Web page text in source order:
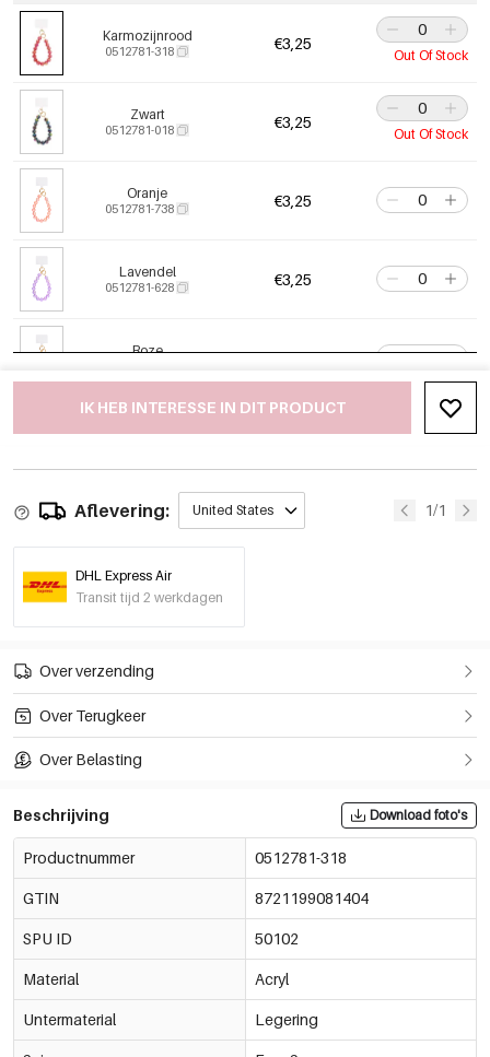
Karmozijnrood
0512781-318 €3,25
Out Of Stock
Zwart
0512781-018 €3,25
Out Of Stock
Oranje
0512781-738 €3,25
Lavendel
0512781-628 €3,25
Roze €3,25
€3,25
Wit
0512781-058 €3,25
Babyblauw
0512781-278
IK HEB INTERESSE IN DIT PRODUCT
Aflevering: United States 1/1
DHL Express Air
Transit tijd 2 werkdagen
Over verzending
Over Terugkeer
Over Belasting
Beschrijving Download foto's
Productnummer 0512781-318
GTIN 8721199081404
SPU ID 50102
Material Acryl
Untermaterial Legering